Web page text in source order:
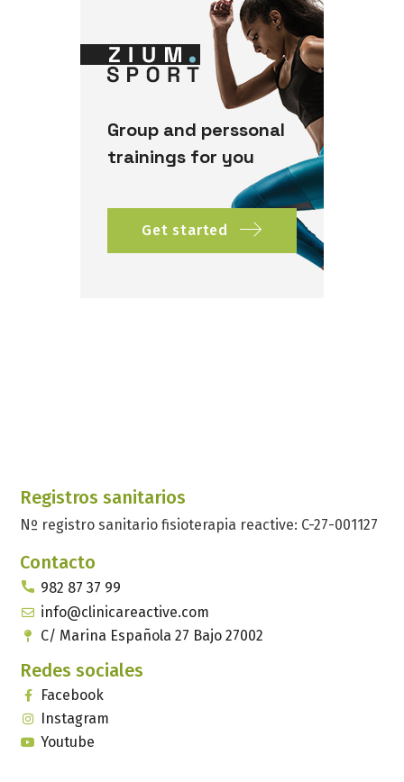
Group and perssonal
trainings for you
Get started
Registros sanitarios
Nº registro sanitario fisioterapia reactive: C-27-001127
Contacto
982 87 37 99
info@clinicareactive.com
C/ Marina Española 27 Bajo 27002
Redes sociales
Facebook
Instagram
Youtube